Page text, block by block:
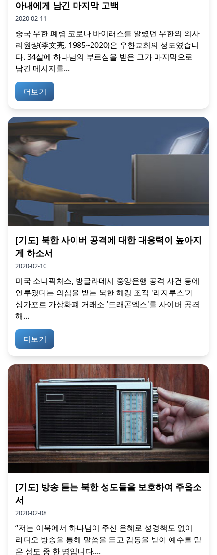
아내에게 남긴 마지막 고백
2020-02-11
중국 우한 폐렴 코로나 바이러스를 알렸던 우한의 의사
리원량(李文亮, 1985~2020)은 우한교회의 성도였습니
다. 34살에 하나님의 부르심을 받은 그가 마지막으로
남긴 메시지를...
더보기
[기도] 북한 사이버 공격에 대한 대응력이 높아지
게 하소서
2020-02-10
미국 소니픽처스, 방글라데시 중앙은행 공격 사건 등에
연루됐다는 의심을 받는 북한 해킹 조직 '라자루스'가
싱가포르 가상화폐 거래소 '드래곤엑스'를 사이버 공격
해...
더보기
[기도] 방송 듣는 북한 성도들을 보호하여 주옵소
서
2020-02-08
“저는 이북에서 하나님이 주신 은혜로 성경책도 없이
라디오 방송을 통해 말씀을 듣고 감동을 받아 예수를 믿
은 성도 중 한 명입니다....